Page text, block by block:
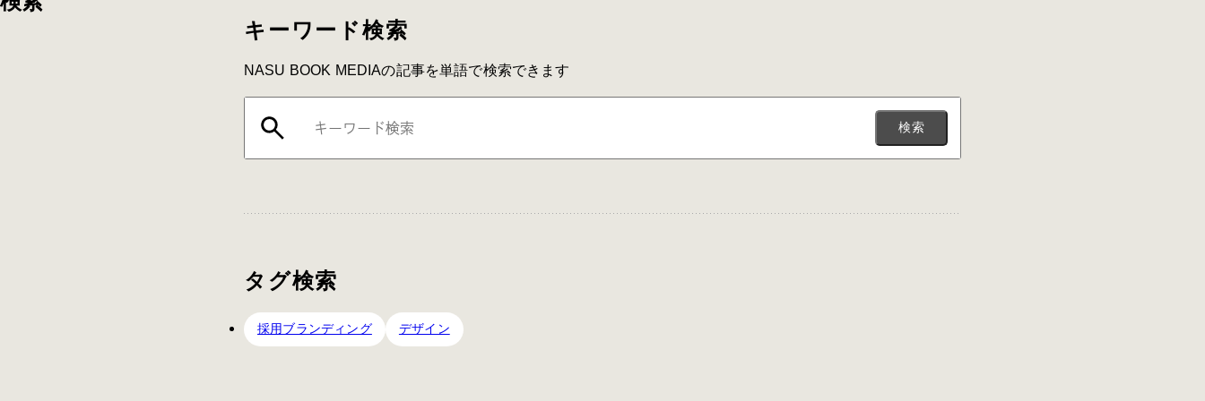
キーワード検索
NASU BOOK MEDIAの記事を単語で検索できます
タグ検索
採用ブランディング デザイン